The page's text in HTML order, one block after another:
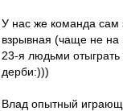
У нас же команда сам
взрывная (чаще не на
23-я людьми отыграть
дерби:)))
Влад опытный